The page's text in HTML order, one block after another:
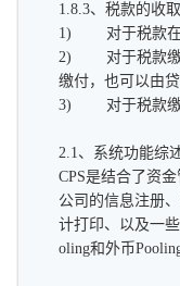
1.8.3、税款的收
1) 对于税款在收
2) 对于税款缴付
缴付，也可以由
3) 对于税款缴
2.1、系统功能综
CPS是结合了资
公司的信息注册
计打印、以及一
oling和外币